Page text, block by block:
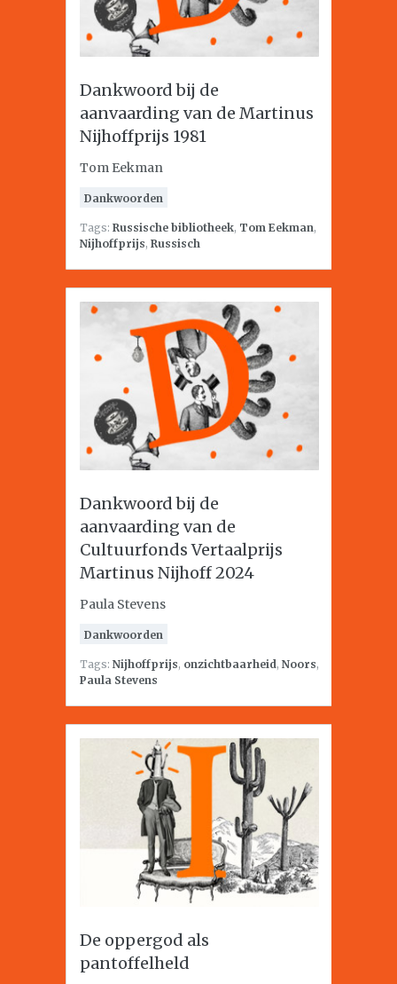
Dankwoord bij de
aanvaarding van de Martinus
Nijhoffprijs 1981
Tom Eekman
Dankwoorden
Tags: Russische bibliotheek, Tom Eekman,
Nijhoffprijs, Russisch
Dankwoord bij de
aanvaarding van de
Cultuurfonds Vertaalprijs
Martinus Nijhoff 2024
Paula Stevens
Dankwoorden
Tags: Nijhoffprijs, onzichtbaarheid, Noors,
Paula Stevens
De oppergod als
pantoffelheld